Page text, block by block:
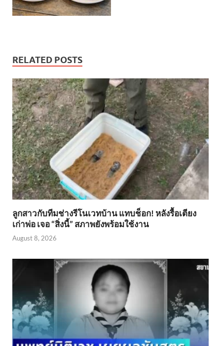
RELATED POSTS
ลูกสาวกับทีมช่างรีโนเวทบ้าน แทบช็อก! หลังรื้อเตียง
เก่าพ่อ เจอ “สิ่งนี้” สภาพยังพร้อมใช้งาน
August 8, 2026